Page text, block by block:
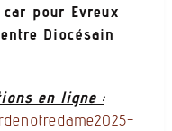
car pour Evreux
Diocésain
en ligne :